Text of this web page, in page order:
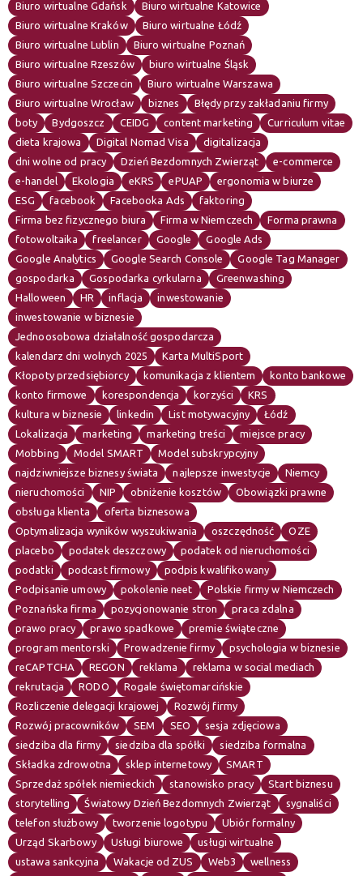
Biuro wirtualne Gdańsk
Biuro wirtualne Katowice
Biuro wirtualne Kraków
Biuro wirtualne Łódź
Biuro wirtualne Lublin
Biuro wirtualne Poznań
Biuro wirtualne Rzeszów
biuro wirtualne Śląsk
Biuro wirtualne Szczecin
Biuro wirtualne Warszawa
Biuro wirtualne Wrocław
biznes
Błędy przy zakładaniu firmy
boty
Bydgoszcz CEIDG content marketing
Curriculum vitae
dieta krajowa
Digital Nomad Visa
digitalizacja
dni wolne od pracy
Dzień Bezdomnych Zwierząt
e-commerce
e-handel
Ekologia eKRS ePUAP
ergonomia w biurze
ESG
facebook Facebooka Ads
faktoring
Firma bez fizycznego biura
Firma w Niemczech
Forma prawna
fotowoltaika
freelancer Google
Google Ads
Google Analytics
Google Search Console
Google Tag Manager
gospodarka
Gospodarka cyrkularna
Greenwashing
Halloween
HR inflacja
inwestowanie
inwestowanie w biznesie
Jednoosobowa działalność gospodarcza
kalendarz dni wolnych 2025
Karta MultiSport
Kłopoty przedsiębiorcy
komunikacja z klientem
konto bankowe
konto firmowe
korespondencja korzyści
KRS
kultura w biznesie
linkedin List motywacyjny
Łódź
Lokalizacja
marketing marketing treści
miejsce pracy
Mobbing
Model SMART
Model subskrypcyjny
najdziwniejsze biznesy świata
najlepsze inwestycje
Niemcy
nieruchomości
NIP obniżenie kosztów
Obowiązki prawne
obsługa klienta
oferta biznesowa
Optymalizacja wyników wyszukiwania
oszczędność
OZE
placebo
podatek deszczowy
podatek od nieruchomości
podatki
podcast firmowy
podpis kwalifikowany
Podpisanie umowy
pokolenie neet
Polskie firmy w Niemczech
Poznańska firma
pozycjonowanie stron
praca zdalna
prawo pracy
prawo spadkowe
premie świąteczne
program mentorski
Prowadzenie firmy
psychologia w biznesie
reCAPTCHA
REGON reklama
reklama w social mediach
rekrutacja
RODO
Rogale świętomarcińskie
Rozliczenie delegacji krajowej
Rozwój firmy
Rozwój pracowników
SEM SEO
sesja zdjęciowa
siedziba dla firmy
siedziba dla spółki
siedziba formalna
Składka zdrowotna
sklep internetowy
SMART
Sprzedaż spółek niemieckich
stanowisko pracy
Start biznesu
storytelling
Światowy Dzień Bezdomnych Zwierząt
sygnaliści
telefon służbowy
tworzenie logotypu
Ubiór formalny
Urząd Skarbowy
Usługi biurowe
usługi wirtualne
ustawa sankcyjna
Wakacje od ZUS Web3
wellness